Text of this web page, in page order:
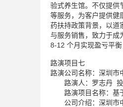
验式养生馆。不仅提供
等服务，为客户提供健
药扶持政策背景，以道
与服务销售，致力于成
8-12 个月实现盈亏平衡
路演项目七
路演公司名称：深圳市
路演人：罗志丹
路演项目名称：基
公司介绍：深圳市中